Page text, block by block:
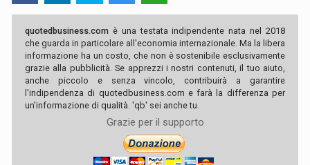
quotedbusiness.com è una testata indipendente nata nel 2018
che guarda in particolare all'economia internazionale. Ma la libera
informazione ha un costo, che non è sostenibile esclusivamente
grazie alla pubblicità. Se apprezzi i nostri contenuti, il tuo aiuto,
anche piccolo e senza vincolo, contribuirà a garantire
l'indipendenza di quotedbusiness.com e farà la differenza per
un'informazione di qualità. 'qb' sei anche tu.
Grazie per il supporto